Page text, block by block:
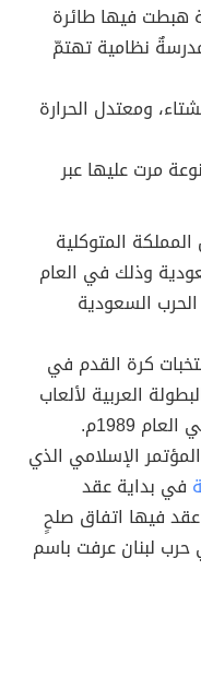
هبطت فيها طائرة
نظامية تهتمّ
ومعتدل الحرارة
مرت عليها عبر
المتوكلية
وذلك في العام
الحرب السعودية
كرة القدم في
البطولة العربية لألعاب
1989م.
الإسلامي الذي
في بداية عقد
وفي العام 1989م عقد فيها اتفاق صلحٍ
حرب لبنان عرفت باسم